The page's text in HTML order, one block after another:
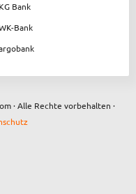
Bank
Bank
· Alle Rechte vorbehalten ·